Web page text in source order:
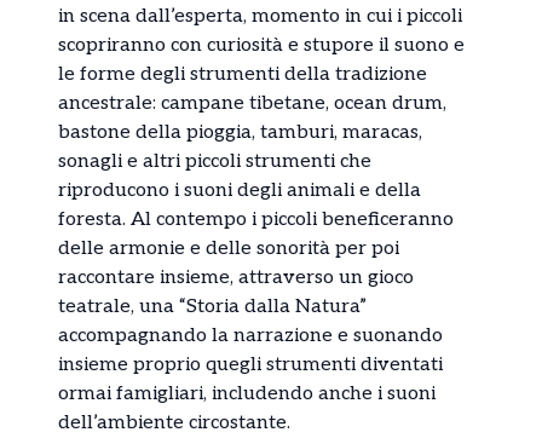
in scena dall’esperta, momento in cui i piccoli
scopriranno con curiosità e stupore il suono e
le forme degli strumenti della tradizione
ancestrale: campane tibetane, ocean drum,
bastone della pioggia, tamburi, maracas,
sonagli e altri piccoli strumenti che
riproducono i suoni degli animali e della
foresta. Al contempo i piccoli beneficeranno
delle armonie e delle sonorità per poi
raccontare insieme, attraverso un gioco
teatrale, una “Storia dalla Natura”
accompagnando la narrazione e suonando
insieme proprio quegli strumenti diventati
ormai famigliari, includendo anche i suoni
dell’ambiente circostante.